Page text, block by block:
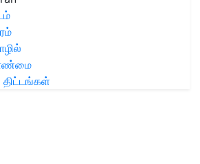
திட்டங்கள்